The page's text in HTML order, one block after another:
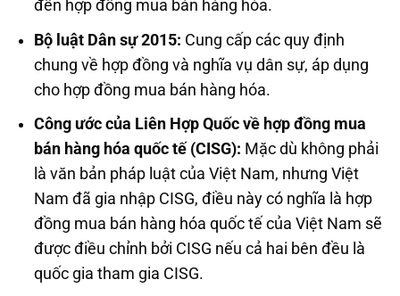
đến hợp đồng mua bán hàng hóa.
Bộ luật Dân sự 2015: Cung cấp các quy định
chung về hợp đồng và nghĩa vụ dân sự, áp dụng
cho hợp đồng mua bán hàng hóa.
Công ước của Liên Hợp Quốc về hợp đồng mua
bán hàng hóa quốc tế (CISG): Mặc dù không phải
là văn bản pháp luật của Việt Nam, nhưng Việt
Nam đã gia nhập CISG, điều này có nghĩa là hợp
đồng mua bán hàng hóa quốc tế của Việt Nam sẽ
được điều chỉnh bởi CISG nếu cả hai bên đều là
quốc gia tham gia CISG.